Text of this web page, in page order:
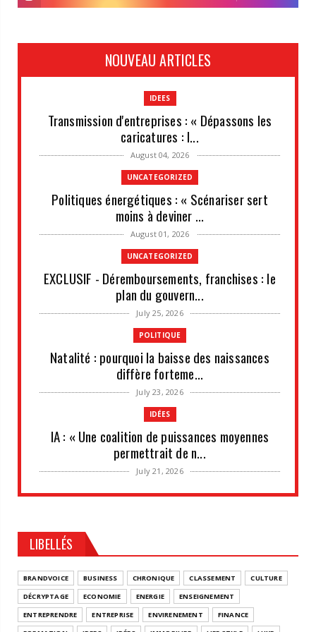
NOUVEAU ARTICLES
IDEES
Transmission d'entreprises : « Dépassons les
caricatures : l...
August 04, 2026
UNCATEGORIZED
Politiques énergétiques : « Scénariser sert
moins à deviner ...
August 01, 2026
UNCATEGORIZED
EXCLUSIF - Déremboursements, franchises : le
plan du gouvern...
July 25, 2026
POLITIQUE
Natalité : pourquoi la baisse des naissances
diffère forteme...
July 23, 2026
IDÉES
IA : « Une coalition de puissances moyennes
permettrait de n...
July 21, 2026
UNCATEGORIZED
UNCATEGORIZED
Retraites complémentaires Agirc-Arrco : coup
de pression syn...
July 16, 2026
LIBELLÉS
BRANDVOICE BUSINESS CHRONIQUE CLASSEMENT
CULTURE
DÉCRYPTAGE
ECONOMIE ENERGIE
ENSEIGNEMENT
ENTREPRENDRE
ENTREPRISE ENVIRENEMENT
FINANCE